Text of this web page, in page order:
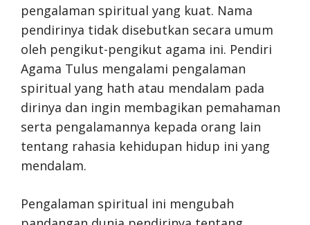
pengalaman spiritual yang kuat. Nama
pendirinya tidak disebutkan secara umum
oleh pengikut-pengikut agama ini. Pendiri
Agama Tulus mengalami pengalaman
spiritual yang hath atau mendalam pada
dirinya dan ingin membagikan pemahaman
serta pengalamannya kepada orang lain
tentang rahasia kehidupan hidup ini yang
mendalam.
Pengalaman spiritual ini mengubah